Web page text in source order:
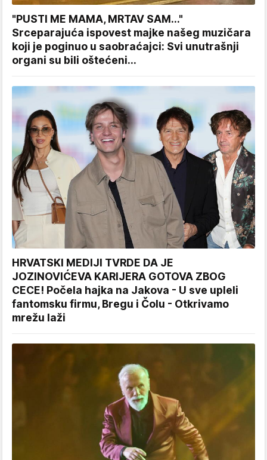
"PUSTI ME MAMA, MRTAV SAM..."
Srceparajuća ispovest majke našeg muzičara
koji je poginuo u saobraćajci: Svi unutrašnji
organi su bili oštećeni...
HRVATSKI MEDIJI TVRDE DA JE
JOZINOVIĆEVA KARIJERA GOTOVA ZBOG
CECE! Počela hajka na Jakova - U sve upleli
fantomsku firmu, Bregu i Čolu - Otkrivamo
mrežu laži